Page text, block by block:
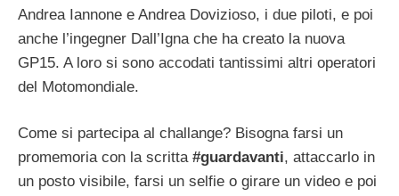
Andrea Iannone e Andrea Dovizioso, i due piloti, e poi
anche l’ingegner Dall’Igna che ha creato la nuova
GP15. A loro si sono accodati tantissimi altri operatori
del Motomondiale.
Come si partecipa al challange? Bisogna farsi un
promemoria con la scritta #guardavanti, attaccarlo in
un posto visibile, farsi un selfie o girare un video e poi